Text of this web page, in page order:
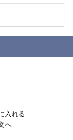
入れる
へ